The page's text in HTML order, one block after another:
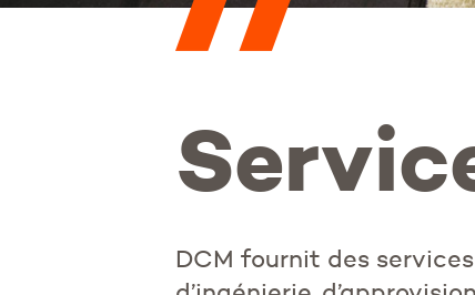
DCM fournit des